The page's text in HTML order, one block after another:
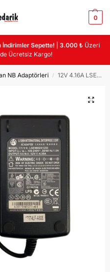
0
İndirimler Sepette! |3.000 ₺ Üzeri
Ücretsiz Kargo!
NB Adaptörleri / 12V 4.16A LSE9901B1250 ADAPTÖR